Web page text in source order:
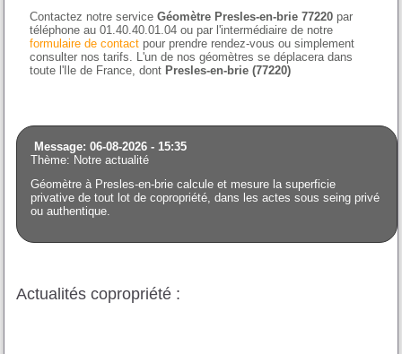
Contactez notre serviceGéomètre Presles-en-brie 77220 par
téléphone au 01.40.40.01.04 ou par l'intermédiaire de notre
formulaire de contact pour prendre rendez-vous ou simplement
consulter nos tarifs. L'un de nos géomètres se déplacera dans
toute l'Ile de France, dont Presles-en-brie (77220)
Message: 06-08-2026 - 15:35
Thème: Notre actualité
Géomètre à Presles-en-brie calcule et mesure la superficie
privative de tout lot de copropriété, dans les actes sous seing privé
ou authentique.
Actualités copropriété :